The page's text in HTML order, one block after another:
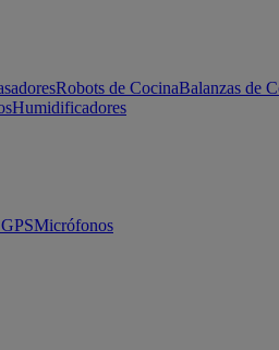
Robots de CocinaBalanzas de
Humidificadores
Micrófonos